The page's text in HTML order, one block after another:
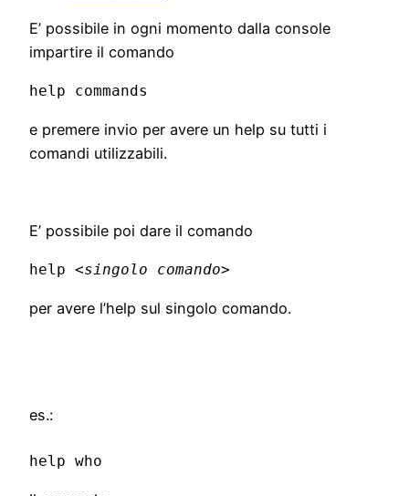
E’ possibile in ogni momento dalla console
impartire il comando
help commands
e premere invio per avere un help su tutti i
comandi utilizzabili.
E’ possibile poi dare il comando
help <singolo comando>
per avere l’help sul singolo comando.
es.:
help who